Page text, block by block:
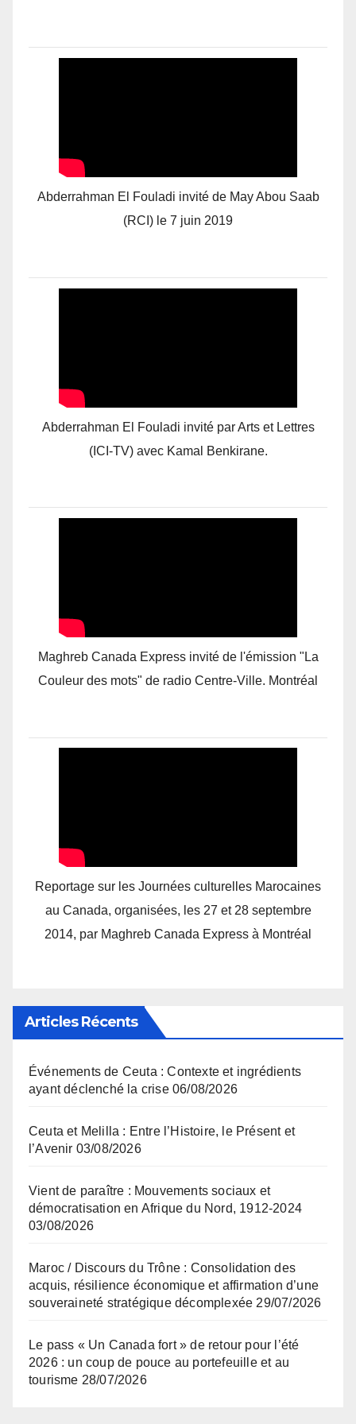
Abderrahman El Fouladi invité de May Abou Saab
(RCI) le 7 juin 2019
Abderrahman El Fouladi invité par Arts et Lettres
(ICI-TV) avec Kamal Benkirane.
Maghreb Canada Express invité de l'émission "La
Couleur des mots" de radio Centre-Ville. Montréal
Reportage sur les Journées culturelles Marocaines
au Canada, organisées, les 27 et 28 septembre
2014, par Maghreb Canada Express à Montréal
Articles Récents
Événements de Ceuta : Contexte et ingrédients
ayant déclenché la crise 06/08/2026
Ceuta et Melilla : Entre l’Histoire, le Présent et
l’Avenir 03/08/2026
Vient de paraître : Mouvements sociaux et
démocratisation en Afrique du Nord, 1912-2024
03/08/2026
Maroc / Discours du Trône : Consolidation des
acquis, résilience économique et affirmation d’une
souveraineté stratégique décomplexée 29/07/2026
Le pass « Un Canada fort » de retour pour l’été
2026 : un coup de pouce au portefeuille et au
tourisme 28/07/2026